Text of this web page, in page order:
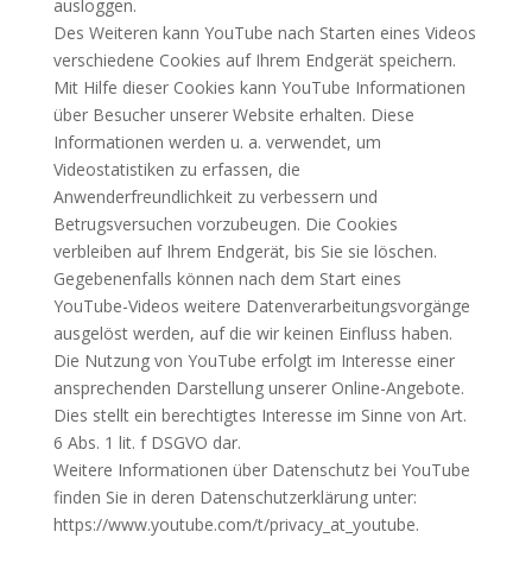
ausloggen.
Des Weiteren kann YouTube nach Starten eines Videos
verschiedene Cookies auf Ihrem Endgerät speichern.
Mit Hilfe dieser Cookies kann YouTube Informationen
über Besucher unserer Website erhalten. Diese
Informationen werden u. a. verwendet, um
Videostatistiken zu erfassen, die
Anwenderfreundlichkeit zu verbessern und
Betrugsversuchen vorzubeugen. Die Cookies
verbleiben auf Ihrem Endgerät, bis Sie sie löschen.
Gegebenenfalls können nach dem Start eines
YouTube-Videos weitere Datenverarbeitungsvorgänge
ausgelöst werden, auf die wir keinen Einfluss haben.
Die Nutzung von YouTube erfolgt im Interesse einer
ansprechenden Darstellung unserer Online-Angebote.
Dies stellt ein berechtigtes Interesse im Sinne von Art.
6 Abs. 1 lit. f DSGVO dar.
Weitere Informationen über Datenschutz bei YouTube
finden Sie in deren Datenschutzerklärung unter:
https://www.youtube.com/t/privacy_at_youtube.